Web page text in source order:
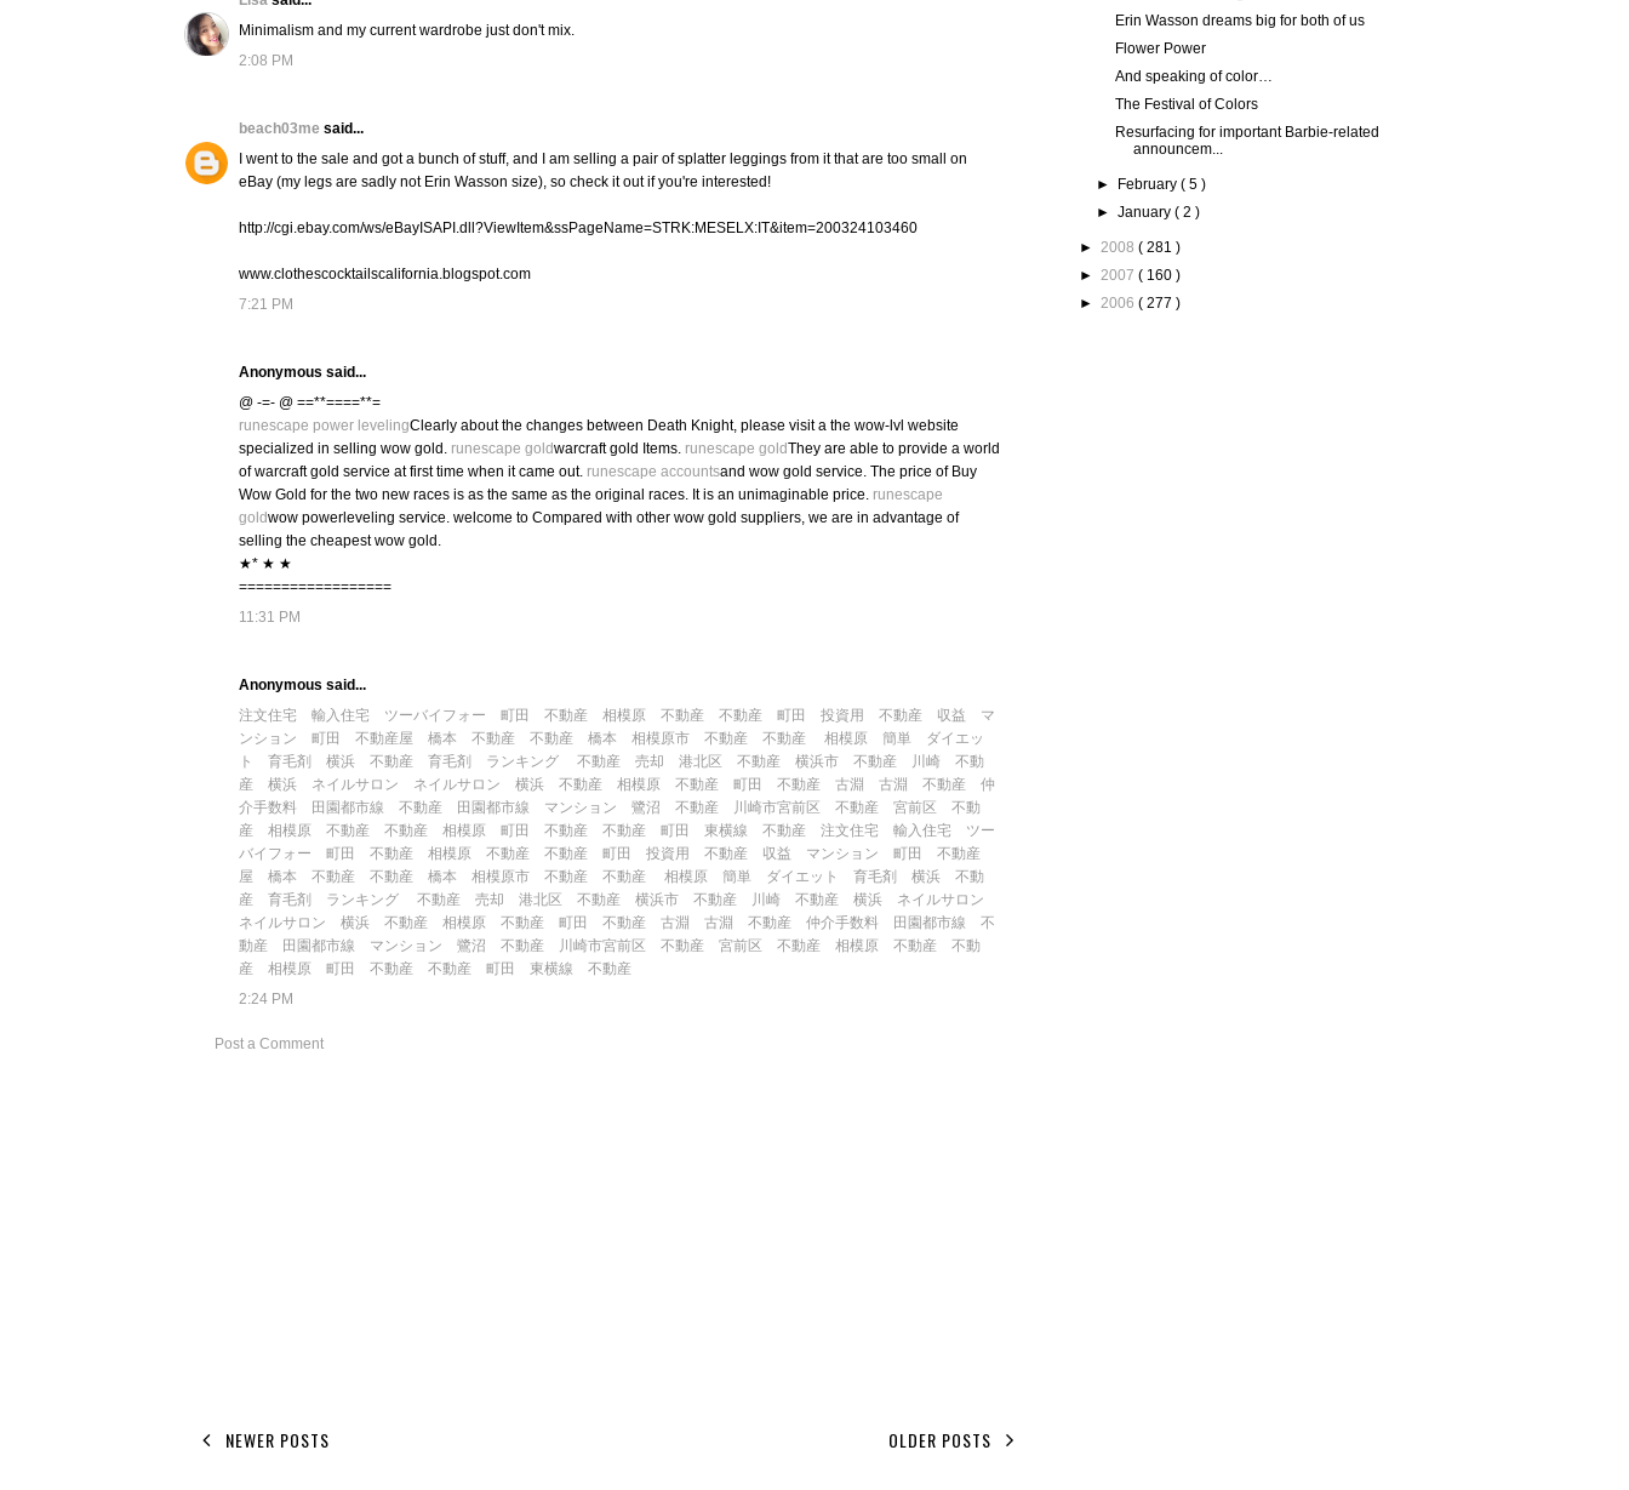
Minimalism and my current wardrobe just don't mix.
2:08 PM
beach03me said...
I went to the sale and got a bunch of stuff, and I am selling a pair of splatter leggings from it that are too small on
eBay (my legs are sadly not Erin Wasson size), so check it out if you're interested!
http://cgi.ebay.com/ws/eBayISAPI.dll?ViewItem&ssPageName=STRK:MESELX:IT&item=200324103460
www.clothescocktailscalifornia.blogspot.com
7:21 PM
Anonymous said...
@ -=- @ ==**====**=
runescape power levelingClearly about the changes between Death Knight, please visit a the wow-lvl website
specialized in selling wow gold. runescape goldwarcraft gold Items. runescape goldThey are able to provide a world
of warcraft gold service at first time when it came out. runescape accountsand wow gold service. The price of Buy
Wow Gold for the two new races is as the same as the original races. It is an unimaginable price. runescape
goldwow powerleveling service. welcome to Compared with other wow gold suppliers, we are in advantage of
selling the cheapest wow gold.
★* ★ ★
==================
11:31 PM
Anonymous said...
注文住宅
輸入住宅 ツーバイフォー 町田 不動産 相模原 不動産 不動産 町田 投資用 不動産
収益 マ
ンション
町田 不動産屋 橋本 不動産 不動産 橋本 相模原市 不動産 不動産 相模原
簡単 ダイエッ
ト
育毛剤 横浜 不動産 育毛剤 ランキング 不動産 売却 港北区 不動産 横浜市 不動産
川崎 不動
産
横浜 ネイルサロン ネイルサロン 横浜 不動産 相模原 不動産 町田 不動産 古淵 古淵 不動産
仲
介手数料
田園都市線 不動産 田園都市線 マンション 鷺沼 不動産 川崎市宮前区 不動産
宮前区 不動
産
相模原 不動産 不動産 相模原 町田 不動産 不動産 町田 東横線 不動産 注文住宅 輸入住宅
ツー
バイフォー
町田 不動産 相模原 不動産 不動産 町田 投資用 不動産 収益 マンション
町田 不動産
屋
橋本 不動産 不動産 橋本 相模原市 不動産 不動産 相模原 簡単 ダイエット 育毛剤
横浜 不動
産
育毛剤 ランキング 不動産 売却 港北区 不動産 横浜市 不動産 川崎 不動産
横浜 ネイルサロン
ネイルサロン 横浜
不動産 相模原 不動産 町田 不動産 古淵 古淵 不動産 仲介手数料
田園都市線 不
動産
田園都市線 マンション 鷺沼 不動産 川崎市宮前区 不動産 宮前区 不動産 相模原 不動産
不動
産 相模原
町田 不動産 不動産 町田
東横線 不動産
2:24 PM
Post a Comment
NEWER POSTS OLDER POSTS
Erin Wasson dreams big for both of us
Flower Power
And speaking of color…
The Festival of Colors
Resurfacing for important Barbie-related
announcem...
► February( 5 )
►January( 2 )
► 2008 ( 281 )
► 2007 ( 160 )
► 2006 ( 277 )